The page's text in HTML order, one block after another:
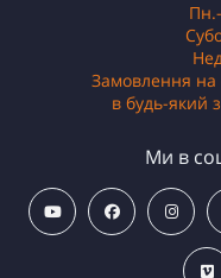
Замовлення на
в будь-який
Ми в